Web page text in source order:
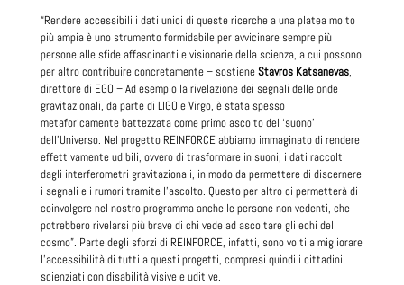
“Rendere accessibili i dati unici di queste ricerche a una platea molto
più ampia è uno strumento formidabile per avvicinare sempre più
persone alle sfide affascinanti e visionarie della scienza, a cui possono
per altro contribuire concretamente – sostieneStavros Katsanevas,
direttore di EGO – Ad esempio la rivelazione dei segnali delle onde
gravitazionali, da parte di LIGO e Virgo, è stata spesso
metaforicamente battezzata come primo ascolto del ‘suono’
dell'Universo. Nel progetto REINFORCE abbiamo immaginato di rendere
effettivamente udibili, ovvero di trasformare in suoni, i dati raccolti
dagli interferometri gravitazionali, in modo da permettere di discernere
i segnali e i rumori tramite l’ascolto. Questo per altro ci permetterà di
coinvolgere nel nostro programma anche le persone non vedenti, che
potrebbero rivelarsi più brave di chi vede ad ascoltare gli echi del
cosmo”. Parte degli sforzi di REINFORCE, infatti, sono volti a migliorare
l’accessibilità di tutti a questi progetti, compresi quindi i cittadini
scienziati con disabilità visive e uditive.